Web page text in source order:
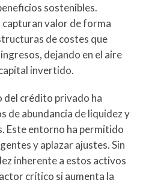
sostenibles.
valor de forma
de costes que
dejando en el aire
invertido.
del crédito privado ha
de abundancia de liquidez y
Este entorno ha permitido
y aplazar ajustes. Sin
inherente a estos activos
crítico si aumenta la